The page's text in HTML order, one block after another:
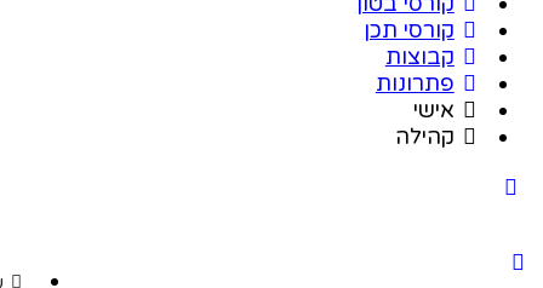
קורסי תכן
קבוצות
פתרונות
אישי
קהילה